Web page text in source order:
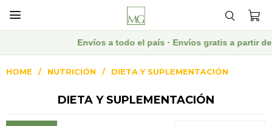

Envíos a todo el país · Envíos gratis a partir
HOME NUTRICIÓN DIETA Y SUPLEMENTACIÓN
DIETA Y SUPLEMENTACIÓN